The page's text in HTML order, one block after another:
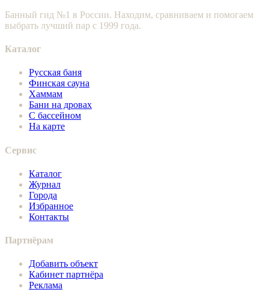
Банный гид №1 в России. Находим, сравниваем и помогаем
выбрать лучший пар с 1999 года.
Каталог
Русская баня
Финская сауна
Хаммам
Бани на дровах
С бассейном
На карте
Сервис
Каталог
Журнал
Города
Избранное
Контакты
Партнёрам
Добавить объект
Кабинет партнёра
Реклама